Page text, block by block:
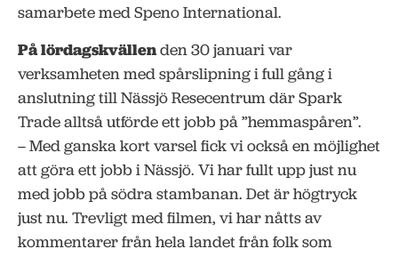
samarbete med Speno International.
På lördagskvällenden 30 januari var
verksamheten med spårslipning i full gång i
anslutning till Nässjö Resecentrum där Spark
Trade alltså utförde ett jobb på ”hemmaspåren”.
– Med ganska kort varsel fick vi också en möjlighet
att göra ett jobb i Nässjö. Vi har fullt upp just nu
med jobb på södra stambanan. Det är högtryck
just nu. Trevligt med filmen, vi har nåtts av
kommentarer från hela landet från folk som